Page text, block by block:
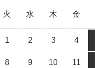
火 水 木 金
1 2 3 4
8 9 10 11